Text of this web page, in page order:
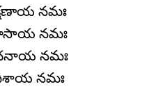
నమః
నమః
నమః
నమః